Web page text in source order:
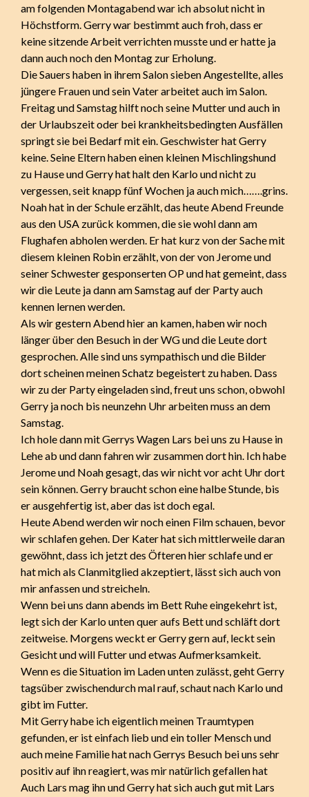
am folgenden Montagabend war ich absolut nicht in
Höchstform. Gerry war bestimmt auch froh, dass er
keine sitzende Arbeit verrichten musste und er hatte ja
dann auch noch den Montag zur Erholung.
Die Sauers haben in ihrem Salon sieben Angestellte, alles
jüngere Frauen und sein Vater arbeitet auch im Salon.
Freitag und Samstag hilft noch seine Mutter und auch in
der Urlaubszeit oder bei krankheitsbedingten Ausfällen
springt sie bei Bedarf mit ein. Geschwister hat Gerry
keine. Seine Eltern haben einen kleinen Mischlingshund
zu Hause und Gerry hat halt den Karlo und nicht zu
vergessen, seit knapp fünf Wochen ja auch mich…….grins.
Noah hat in der Schule erzählt, das heute Abend Freunde
aus den USA zurück kommen, die sie wohl dann am
Flughafen abholen werden. Er hat kurz von der Sache mit
diesem kleinen Robin erzählt, von der von Jerome und
seiner Schwester gesponserten OP und hat gemeint, dass
wir die Leute ja dann am Samstag auf der Party auch
kennen lernen werden.
Als wir gestern Abend hier an kamen, haben wir noch
länger über den Besuch in der WG und die Leute dort
gesprochen. Alle sind uns sympathisch und die Bilder
dort scheinen meinen Schatz begeistert zu haben. Dass
wir zu der Party eingeladen sind, freut uns schon, obwohl
Gerry ja noch bis neunzehn Uhr arbeiten muss an dem
Samstag.
Ich hole dann mit Gerrys Wagen Lars bei uns zu Hause in
Lehe ab und dann fahren wir zusammen dort hin. Ich habe
Jerome und Noah gesagt, das wir nicht vor acht Uhr dort
sein können. Gerry braucht schon eine halbe Stunde, bis
er ausgehfertig ist, aber das ist doch egal.
Heute Abend werden wir noch einen Film schauen, bevor
wir schlafen gehen. Der Kater hat sich mittlerweile daran
gewöhnt, dass ich jetzt des Öfteren hier schlafe und er
hat mich als Clanmitglied akzeptiert, lässt sich auch von
mir anfassen und streicheln.
Wenn bei uns dann abends im Bett Ruhe eingekehrt ist,
legt sich der Karlo unten quer aufs Bett und schläft dort
zeitweise. Morgens weckt er Gerry gern auf, leckt sein
Gesicht und will Futter und etwas Aufmerksamkeit.
Wenn es die Situation im Laden unten zulässt, geht Gerry
tagsüber zwischendurch mal rauf, schaut nach Karlo und
gibt im Futter.
Mit Gerry habe ich eigentlich meinen Traumtypen
gefunden, er ist einfach lieb und ein toller Mensch und
auch meine Familie hat nach Gerrys Besuch bei uns sehr
positiv auf ihn reagiert, was mir natürlich gefallen hat
Auch Lars mag ihn und Gerry hat sich auch gut mit Lars